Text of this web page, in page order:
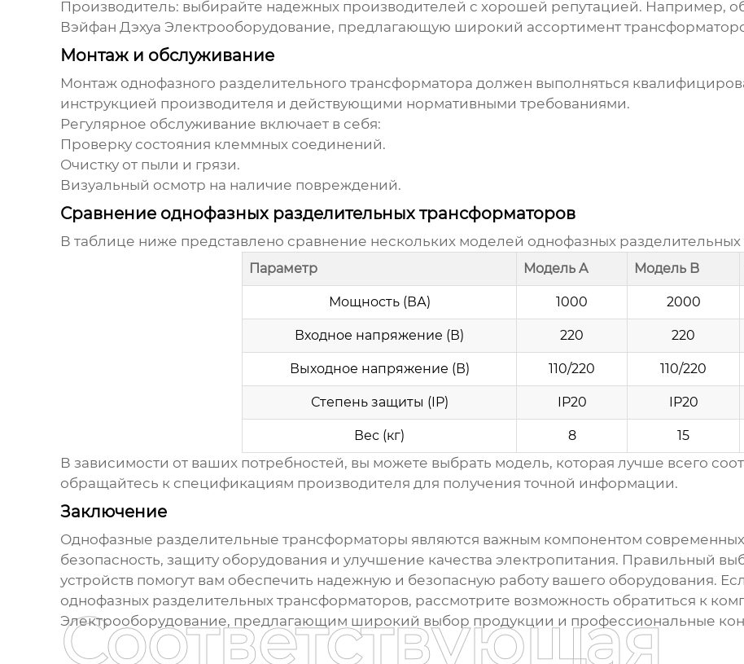
Производитель: выбирайте надежных производителей с хорошей репутацией. Например,
Вэйфан Дэхуа Электрооборудование, предлагающую широкий ассортимент
Монтаж и обслуживание
Монтаж однофазного разделительного трансформатора должен выполняться
инструкцией производителя и действующими нормативными требованиями.
Регулярное обслуживание включает в себя:
Проверку состояния клеммных соединений.
Очистку от пыли и грязи.
Визуальный осмотр на наличие повреждений.
Сравнение однофазных разделительных трансформаторов
В таблице ниже представлено сравнение нескольких моделей однофазных
Параметр Модель A Модель B
Мощность (ВА) 1000 2000
Входное напряжение (В) 220 220
Выходное напряжение (В) 110/220 110/220
Степень защиты (IP) IP20 IP20
Вес (кг) 8 15
В зависимости от ваших потребностей, вы можете выбрать модель, которая лучше всего
обращайтесь к спецификациям производителя для получения точной информации.
Заключение
Однофазные разделительные трансформаторы являются важным компонентом
безопасность, защиту оборудования и улучшение качества электропитания. Правильный
устройств помогут вам обеспечить надежную и безопасную работу вашего оборудования.
однофазных разделительных трансформаторов, рассмотрите возможность обратиться к
Электрооборудование, предлагающим широкий выбор продукции и профессиональные
Соответствующая